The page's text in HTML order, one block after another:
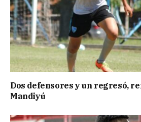
Dos defensores y un regresó,
Mandiyú